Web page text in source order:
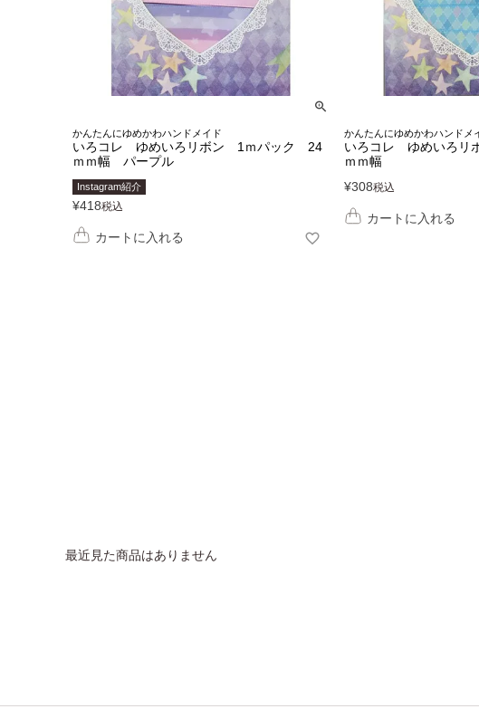
かんたんにゆめかわハンドメイド
いろコレ ゆめいろリボン 1ｍパック 24
ｍｍ幅 パープル
Instagram紹介
¥418税込
カートに入れる
かんたんにゆめかわハンドメ
いろコレ ゆめいろ
ｍｍ幅
¥308税込
カートに入れる
最近見た商品はありません